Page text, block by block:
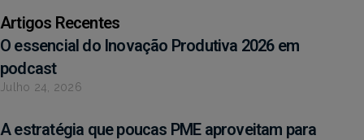
Artigos Recentes
O essencial do Inovação Produtiva 2026 em
podcast
Julho 24, 2026
A estratégia que poucas PME aproveitam para